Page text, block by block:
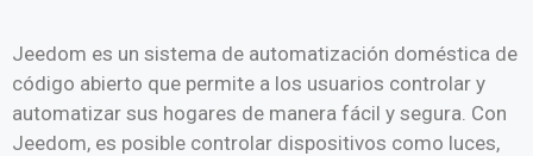
Jeedom es un sistema de automatización doméstica de
código abierto que permite a los usuarios controlar y
automatizar sus hogares de manera fácil y segura. Con
Jeedom, es posible controlar dispositivos como luces,